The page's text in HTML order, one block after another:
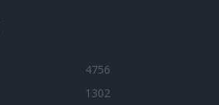
4756
1302